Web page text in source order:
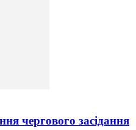
чергового засідання